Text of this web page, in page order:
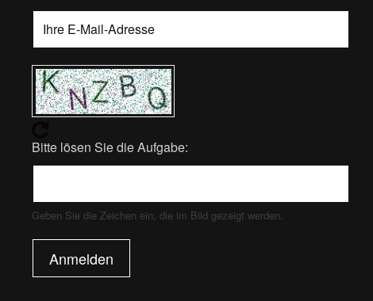
Bitte lösen Sie die Aufgabe:
Geben Sie die Zeichen ein, die im Bild gezeigt werden.
Anmelden